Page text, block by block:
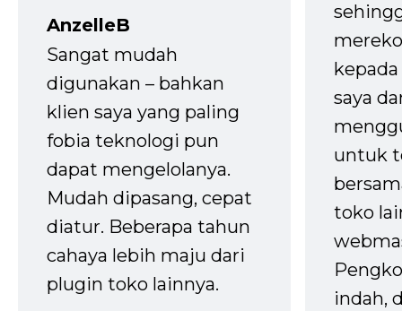
AnzelleB
Sangat mudah
digunakan – bahkan
klien saya yang paling
fobia teknologi pun
dapat mengelolanya.
Mudah dipasang, cepat
diatur. Beberapa tahun
cahaya lebih maju dari
plugin toko lainnya.
saya
untuk
toko
indah,